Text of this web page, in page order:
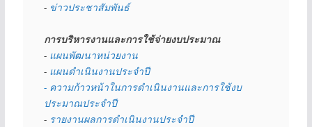
- ข่าวประชาสัมพันธ์
การบริหารงานและการใช้จ่ายงบประมาณ
- แผนพัฒนาหน่วยงาน
- แผนดำเนินงานประจำปี
- ความก้าวหน้าในการดำเนินงานและการใช้งบ
ประมาณประจำปี
- รายงานผลการดำเนินงานประจำปี